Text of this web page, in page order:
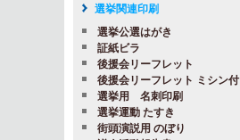
選挙関連印刷
選挙公選はがき
証紙ビラ
後援会リーフレット
後援会リーフレット ミシン付
選挙用 名刺印刷
選挙運動 たすき
街頭演説用 のぼり